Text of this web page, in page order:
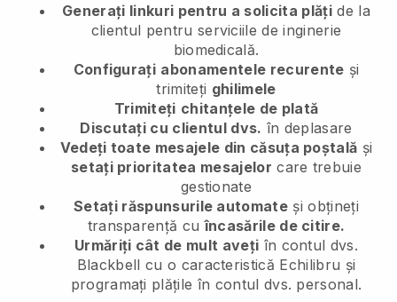
Generați linkuri pentru a solicita plățide la
clientul pentru serviciile de inginerie
biomedicală.
Configurați abonamentele recurente și
trimiteți ghilimele
Trimiteți chitanțele de plată
Discutați cu clientul dvs. în deplasare
Vedeți toate mesajele din căsuța poștală și
setați prioritatea mesajelor care trebuie
gestionate
Setați răspunsurile automate și obțineți
transparență cuîncasările de citire.
Urmăriți cât de mult aveți în contul dvs.
Blackbell cu o caracteristică Echilibru și
programați plățile în contul dvs. personal.